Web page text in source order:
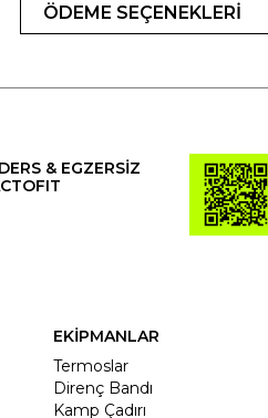
ÖDEME SEÇENEKLERİ
& EGZERSİZ
EKİPMANLAR
Termoslar
Direnç Bandı
Kamp Çadırı